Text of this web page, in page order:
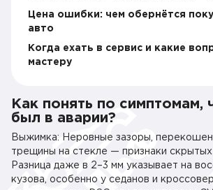
Цена ошибки: чем обернётся
авто
Когда ехать в сервис и какие
мастеру
Как понять по симптомам,
был в аварии?
Выжимка: Неровные зазоры,
трещины на стекле — признаки
Разница даже в 2–3 мм указывает на
кузова, особенно у седанов и